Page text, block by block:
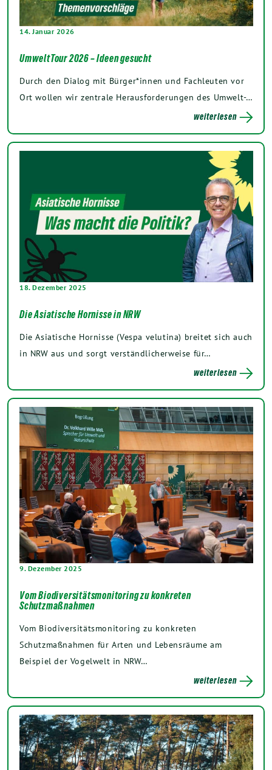
14. Januar 2026
UmweltTour 2026 – Ideen gesucht
Durch den Dialog mit Bürger*innen und Fachleuten vor
Ort wollen wir zentrale Herausforderungen des Umwelt-…
weiterlesen
18. Dezember 2025
Die Asiatische Hornisse in NRW
Die Asiatische Hornisse (Vespa velutina) breitet sich auch
in NRW aus und sorgt verständlicherweise für…
weiterlesen
9. Dezember 2025
Vom Biodiversitätsmonitoring zu konkreten
Schutzmaßnahmen
Vom Biodiversitätsmonitoring zu konkreten
Schutzmaßnahmen für Arten und Lebensräume am
Beispiel der Vogelwelt in NRW…
weiterlesen